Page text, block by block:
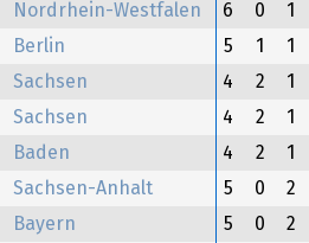
Nordrhein-Westfalen 6 0 1
Berlin 5 1 1
Sachsen 4 2 1
Sachsen 4 2 1
Baden 4 2 1
Sachsen-Anhalt 5 0 2
Bayern 5 0 2